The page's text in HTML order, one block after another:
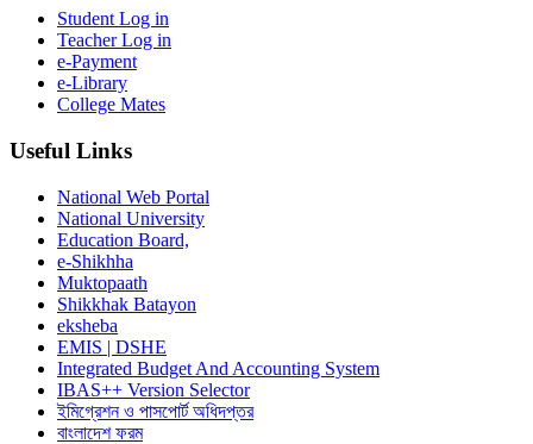
Student Log in
Teacher Log in
e-Payment
e-Library
College Mates
Useful Links
National Web Portal
National University
Education Board,
e-Shikhha
Muktopaath
Shikkhak Batayon
eksheba
EMIS | DSHE
Integrated Budget And Accounting System
IBAS++ Version Selector
ইমিগ্রেশন ও পাসপোর্ট অধিদপ্তর
বাংলাদেশ ফরম